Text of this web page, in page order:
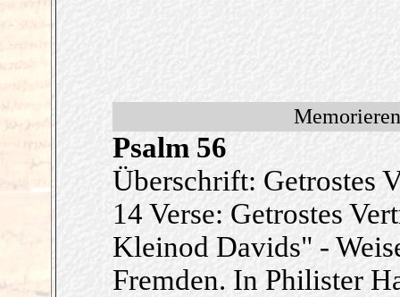
Psalm 56
Überschrift: Getrostes
14 Verse: Getrostes
Kleinod Davids" -
Fremden. In Philister